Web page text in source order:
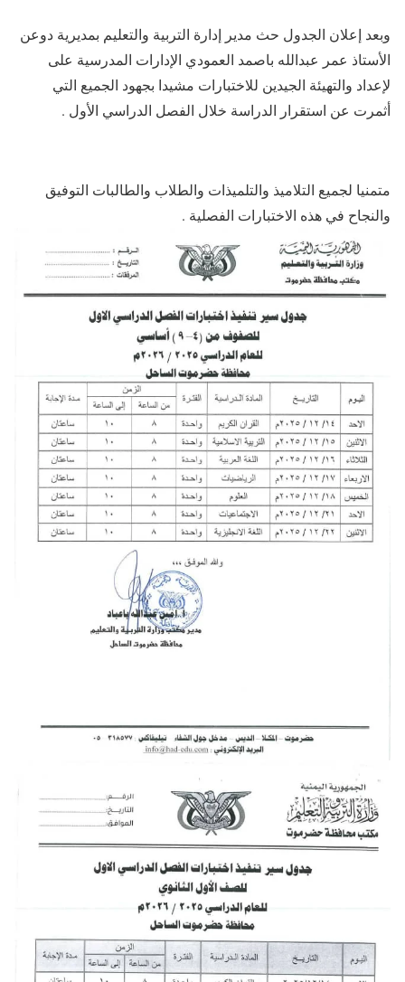
وبعد إعلان الجدول حث مدير إدارة التربية والتعليم بمديرية دوعن
الأستاذ عمر عبدالله باصمد العمودي الإدارات المدرسية على
لإعداد والتهيئة الجيدين للاختبارات مشيدا بجهود الجميع التي
أثمرت عن استقرار الدراسة خلال الفصل الدراسي الأول .
متمنيا لجميع التلاميذ والتلميذات والطلاب والطالبات التوفيق
والنجاح في هذه الاختبارات الفصلية .